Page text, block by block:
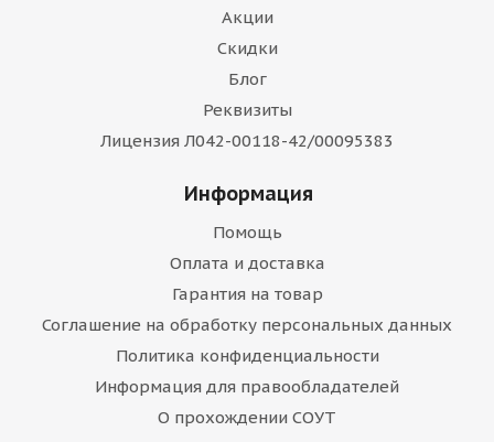
Акции
Скидки
Блог
Реквизиты
Лицензия Л042-00118-42/00095383
Информация
Помощь
Оплата и доставка
Гарантия на товар
Соглашение на обработку персональных данных
Политика конфиденциальности
Информация для правообладателей
О прохождении СОУТ